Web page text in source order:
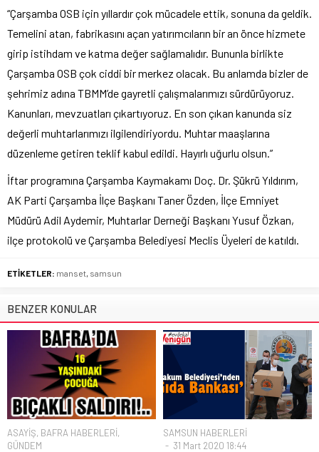
“Çarşamba OSB için yıllardır çok mücadele ettik, sonuna da geldik.
Temelini atan, fabrikasını açan yatırımcıların bir an önce hizmete
girip istihdam ve katma değer sağlamalıdır. Bununla birlikte
Çarşamba OSB çok ciddi bir merkez olacak. Bu anlamda bizler de
şehrimiz adına TBMM’de gayretli çalışmalarımızı sürdürüyoruz.
Kanunları, mevzuatları çıkartıyoruz. En son çıkan kanunda siz
değerli muhtarlarımızı ilgilendiriyordu. Muhtar maaşlarına
düzenleme getiren teklif kabul edildi. Hayırlı uğurlu olsun.”
İftar programına Çarşamba Kaymakamı Doç. Dr. Şükrü Yıldırım,
AK Parti Çarşamba İlçe Başkanı Taner Özden, İlçe Emniyet
Müdürü Adil Aydemir, Muhtarlar Derneği Başkanı Yusuf Özkan,
ilçe protokolü ve Çarşamba Belediyesi Meclis Üyeleri de katıldı.
ETİKETLER: manset samsun
BENZER KONULAR
ASAYİŞ, BAFRA HABERLERİ,
GÜNDEM
SAMSUN HABERLERİ
31 Mart 2020 18:44